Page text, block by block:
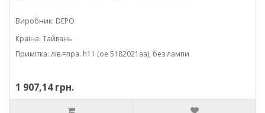
Виробник: DEPO
Країна: Тайвань
Примітка: лів.=пра. h11 (oe 5182021aa); без лампи
1 907,14 грн.